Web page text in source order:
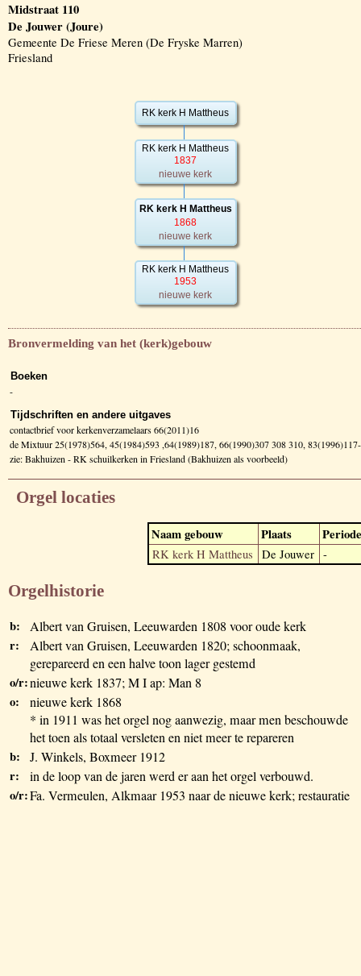
Midstraat 110
De Jouwer (Joure)
Gemeente De Friese Meren (De Fryske Marren)
Friesland
RK kerk H Mattheus
RK kerk H Mattheus
1837
nieuwe kerk
RK kerk H Mattheus
1868
nieuwe kerk
RK kerk H Mattheus
1953
nieuwe kerk
Bronvermelding van het (kerk)gebouw
Boeken
-
Tijdschriften en andere uitgaves
contactbrief voor kerkenverzamelaars 66(2011)16
de Mixtuur 25(1978)564, 45(1984)593 ,64(1989)187, 66(1990)307 308 310,
zie: Bakhuizen - RK schuilkerken in Friesland (Bakhuizen als voorbeeld)
Orgel locaties
Naam gebouw Plaats Periode
RK kerk H Mattheus De Jouwer -
Orgelhistorie
b: Albert van Gruisen, Leeuwarden 1808 voor oude kerk
r:
Albert van Gruisen, Leeuwarden 1820; schoonmaak,
gerepareerd en een halve toon lager gestemd
o/r:nieuwe kerk 1837; M I ap: Man 8
o:
nieuwe kerk 1868
* in 1911 was het orgel nog aanwezig, maar men beschouwde
het toen als totaal versleten en niet meer te repareren
b: J. Winkels, Boxmeer 1912
r: in de loop van de jaren werd er aan het orgel verbouwd.
o/r:Fa. Vermeulen, Alkmaar 1953 naar de nieuwe kerk; restauratie